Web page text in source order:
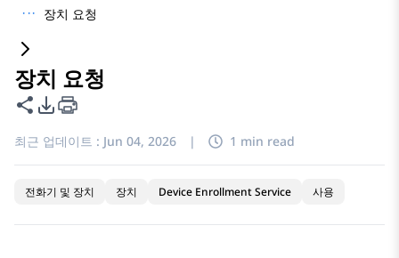
··· 장치 요청
장치 요청
이 페이지 공유
PDF 내보내기 옵션
최근 업데이트 : Jun 04, 2026 | 1 min read
전화기 및 장치 장치 Device Enrollment Service 사용